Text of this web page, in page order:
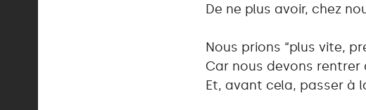
De ne plus avoir, chez
Nous prions “plus vite,
Car nous devons
Et, avant cela, passer à